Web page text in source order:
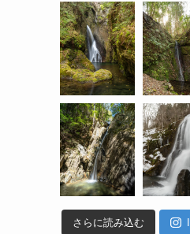
さらに読み込む